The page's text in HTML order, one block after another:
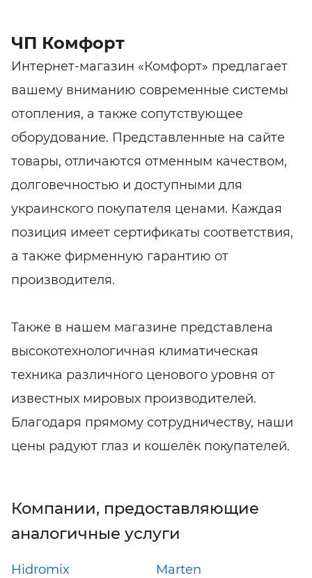
ЧП Комфорт
Интернет-магазин «Комфорт» предлагает
вашему вниманию современные системы
отопления, а также сопутствующее
оборудование. Представленные на сайте
товары, отличаются отменным качеством,
долговечностью и доступными для
украинского покупателя ценами. Каждая
позиция имеет сертификаты соответствия,
а также фирменную гарантию от
производителя.
Также в нашем магазине представлена
высокотехнологичная климатическая
техника различного ценового уровня от
известных мировых производителей.
Благодаря прямому сотрудничеству, наши
цены радуют глаз и кошелёк покупателей.
Компании, предоставляющие
аналогичные услуги
Hidromix Marten